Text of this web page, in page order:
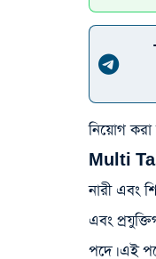
নিয়োগ করা
Multi
নারী এবং
এবং
পদে। এই